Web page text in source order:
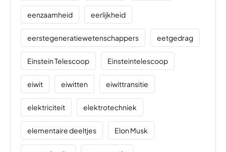
eenzaamheid eerlijkheid
eerstegeneratiewetenschappers eetgedrag
Einstein Telescoop Einsteintelescoop
eiwit eiwitten eiwittransitie
elektriciteit elektrotechniek
elementaire deeltjes Elon Musk